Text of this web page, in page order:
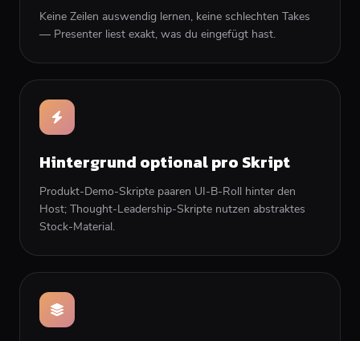
Keine Zeilen auswendig lernen, keine schlechten Takes
— Presenter liest exakt, was du eingefügt hast.
Hintergrund optional pro Skript
Produkt-Demo-Skripte paaren UI-B-Roll hinter den
Host; Thought-Leadership-Skripte nutzen abstraktes
Stock-Material.